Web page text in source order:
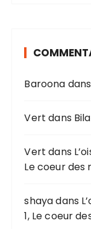
e
o
r
Baroona dans
Vert dans
Vert dans
Le coeur des
shayadans
1, Le coeur